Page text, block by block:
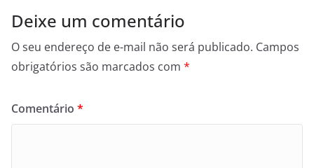
Deixe um comentário
O seu endereço de e-mail não será publicado. Campos
obrigatórios são marcados com *
Comentário *